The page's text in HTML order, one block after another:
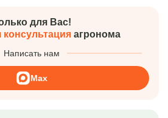
для Вас!
консультацияагронома
Написать нам
Max